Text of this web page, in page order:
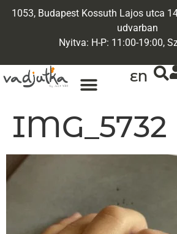
1053, Budapest Kossuth Lajos utca
udvarban
Nyitva: H-P: 11:00-19:00,
EN
IMG_5732